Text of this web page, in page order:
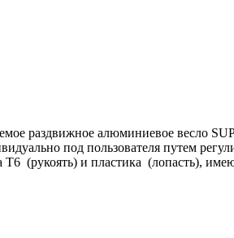
раздвижное алюминиевое весло
под пользователя путем
(рукоять) и пластика (лопасть),